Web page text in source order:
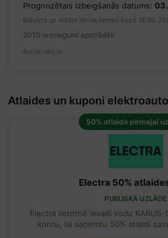
Prognozētais izbeigšanās datums:
Balstīts uz vidējo tēriņa tempu kopš
2010 iesniegumi apstrādāti
Avots: ekii.lv
Atlaides un kuponi
50% atlaide pirmajai
Electra 50%
PUBLISKĀ UZLĀDE
Electra lietotnē ievadi kodu KARLIS-
kontu, lai saņemtu 50% atlaidi